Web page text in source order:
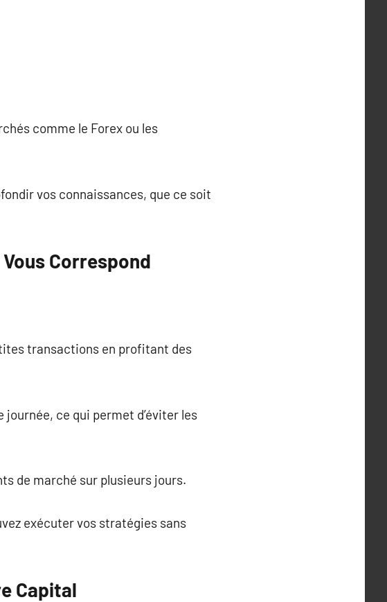
comme le Forex ou les
vos connaissances, que ce soit
Correspond
transactions en profitant des
ce qui permet d’éviter les
de marché sur plusieurs jours.
exécuter vos stratégies sans
Capital